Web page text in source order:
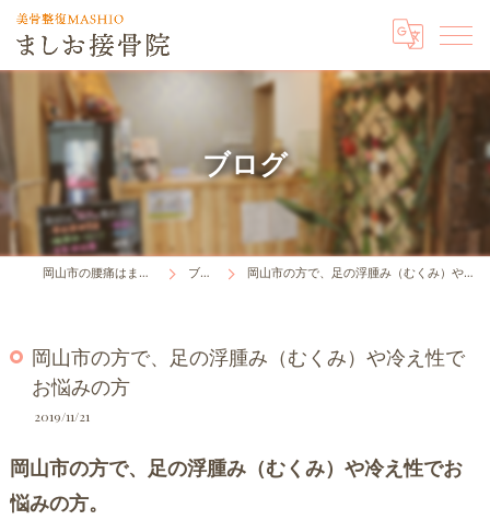
ブログ
岡山市の腰痛はましお接骨院 ブログ 岡山市の方で、足の浮腫み（むくみ）や冷え性でお悩みの方
岡山市の方で、足の浮腫み（むくみ）や冷え性で
お悩みの方
2019/11/21
岡山市の方で、足の浮腫み（むくみ）や冷え性でお
悩みの方。